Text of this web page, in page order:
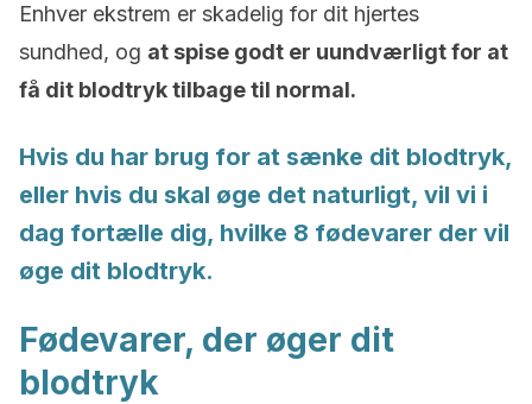
Enhver ekstrem er skadelig for dit hjertes
sundhed, og at spise godt er uundværligt for at
få dit blodtryk tilbage til normal.
Hvis du har brug for at sænke dit blodtryk,
eller hvis du skal øge det naturligt, vil vi i
dag fortælle dig, hvilke 8 fødevarer der vil
øge dit blodtryk.
Fødevarer, der øger dit
blodtryk